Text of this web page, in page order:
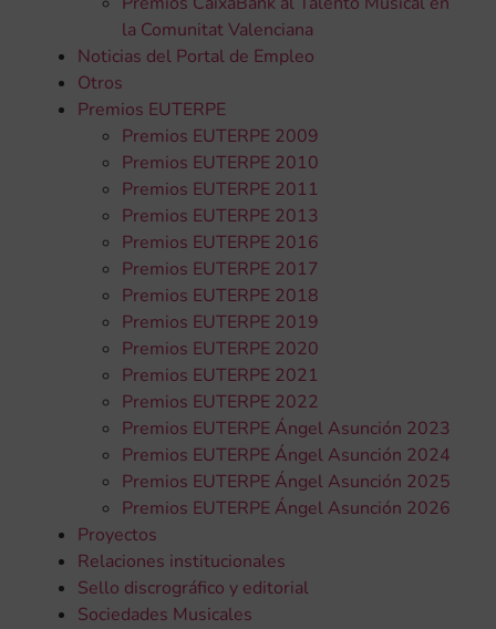
la Comunitat Valenciana
Noticias del Portal de Empleo
Otros
Premios EUTERPE
Premios EUTERPE 2009
Premios EUTERPE 2010
Premios EUTERPE 2011
Premios EUTERPE 2013
Premios EUTERPE 2016
Premios EUTERPE 2017
Premios EUTERPE 2018
Premios EUTERPE 2019
Premios EUTERPE 2020
Premios EUTERPE 2021
Premios EUTERPE 2022
Premios EUTERPE Ángel Asunción 2023
Premios EUTERPE Ángel Asunción 2024
Premios EUTERPE Ángel Asunción 2025
Premios EUTERPE Ángel Asunción 2026
Proyectos
Relaciones institucionales
Sello discrográfico y editorial
Sociedades Musicales